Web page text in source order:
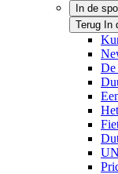
In de
Terug In
De